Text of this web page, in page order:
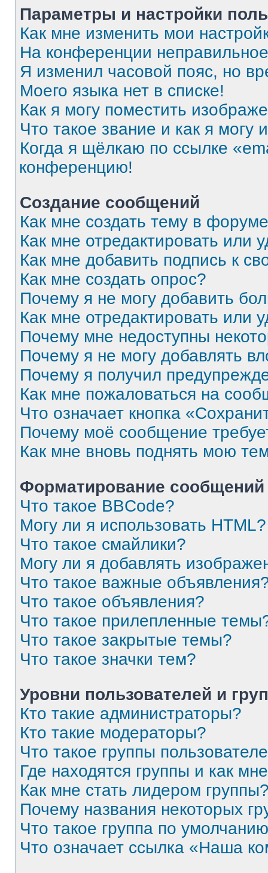
Параметры и настройки
Как мне изменить мои
На конференции
Я изменил часовой пояс, но
Моего языка нет в списке!
Как я могу поместить
Что такое звание и как я могу
Когда я щёлкаю по ссылке
конференцию!
Создание сообщений
Как мне создать тему в
Как мне отредактировать или
Как мне добавить подпись к
Как мне создать опрос?
Почему я не могу добавить
Как мне отредактировать или
Почему мне недоступны
Почему я не могу добавлять
Почему я получил
Как мне пожаловаться на
Что означает кнопка
Почему моё сообщение
Как мне вновь поднять мою
Форматирование
Что такое BBCode?
Могу ли я использовать HTML?
Что такое смайлики?
Могу ли я добавлять
Что такое важные
Что такое объявления?
Что такое прилепленные
Что такое закрытые темы?
Что такое значки тем?
Уровни пользователей и
Кто такие администраторы?
Кто такие модераторы?
Что такое группы
Где находятся группы и как
Как мне стать лидером
Почему названия некоторых
Что такое группа по
Что означает ссылка «Наша